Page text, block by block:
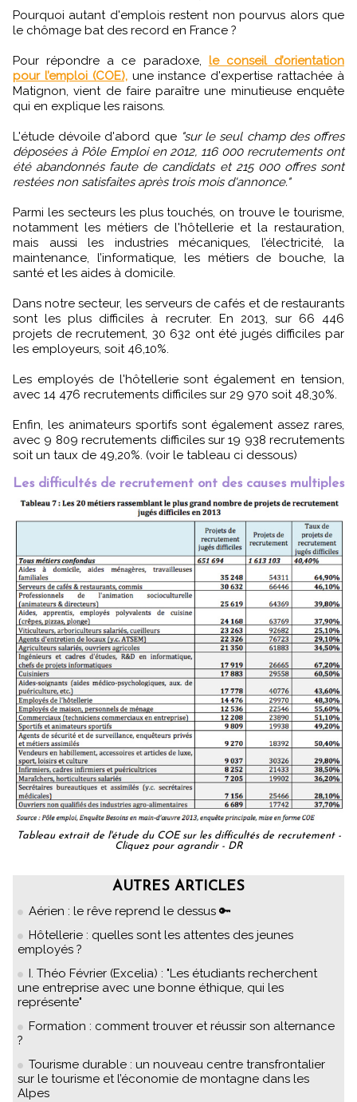
Pourquoi autant d'emplois restent non pourvus alors que
le chômage bat des record en France ?
Pour répondre a ce paradoxe, le conseil d’orientation
pour l’emploi (COE),une instance d'expertise rattachée à
Matignon, vient de faire paraître une minutieuse enquête
qui en explique les raisons.
L'étude dévoile d'abord que "sur le seul champ des offres
déposées à Pôle Emploi en 2012, 116 000 recrutements ont
été abandonnés faute de candidats et 215 000 offres sont
restées non satisfaites après trois mois d'annonce."
Parmi les secteurs les plus touchés, on trouve le tourisme,
notamment les métiers de l'hôtellerie et la restauration,
mais aussi les industries mécaniques, l’électricité, la
maintenance, l’informatique, les métiers de bouche, la
santé et les aides à domicile.
Dans notre secteur, les serveurs de cafés et de restaurants
sont les plus difficiles à recruter. En 2013, sur 66 446
projets de recrutement, 30 632 ont été jugés difficiles par
les employeurs, soit 46,10%.
Les employés de l'hôtellerie sont également en tension,
avec 14 476 recrutements difficiles sur 29 970 soit 48,30%.
Enfin, les animateurs sportifs sont également assez rares,
avec 9 809 recrutements difficiles sur 19 938 recrutements
soit un taux de 49,20%. (voir le tableau ci dessous)
Les difficultés de recrutement ont des causes multiples
Tableau extrait de l'étude du COE sur les difficultés de recrutement -
Cliquez pour agrandir - DR
AUTRES ARTICLES
Aérien : le rêve reprend le dessus 🔑
Hôtellerie : quelles sont les attentes des jeunes
employés ?
I. Théo Février (Excelia) : "Les étudiants recherchent
une entreprise avec une bonne éthique, qui les
représente"
Formation : comment trouver et réussir son alternance
?
Tourisme durable : un nouveau centre transfrontalier
sur le tourisme et l’économie de montagne dans les
Alpes